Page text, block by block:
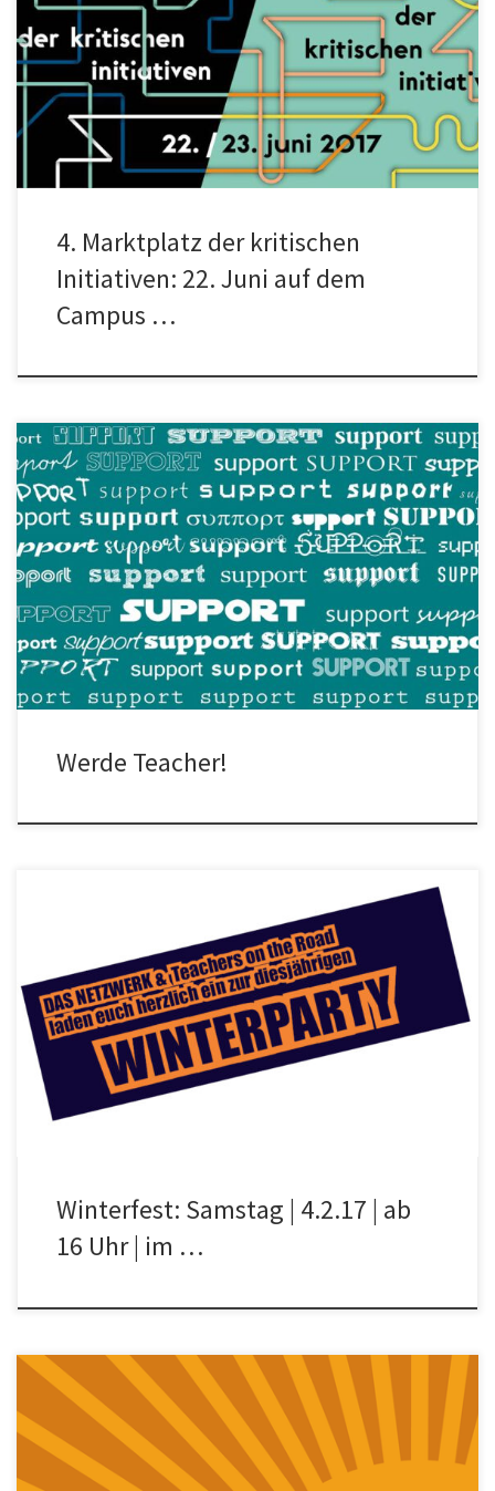
Auch dieses Jahr sind wir als „Netzwerk Konkrete Solidarität e.V.“
mit dem Projekt Teachers on the Road wieder beim Marktplatz
[…]
4. Marktplatz der kritischen
Initiativen: 22. Juni auf dem
Campus …
Teacher für Einzel- oder Gruppenunterricht in Frankfurt gesucht
Gesucht werden Ehrenamtliche, die Geflüchteten und
Migrant*innen im Einzel- oder Gruppenunterricht beim […]
Werde Teacher!
Netzwerk Konkrete Solidarität und das Projekt Teachers on the
Road laden Euch herzlich zum diesjährigen Winterfest ein: ::: am
Samstag, […]
Winterfest: Samstag | 4.2.17 | ab
16 Uhr | im …
Das Interview von Timur Beygo mit dem abs-magazin von RadioX